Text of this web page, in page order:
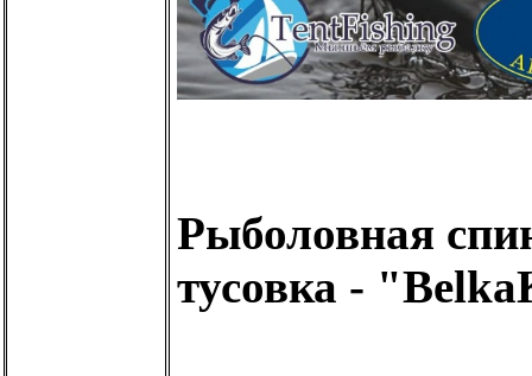
Рыболовная
тусовка -